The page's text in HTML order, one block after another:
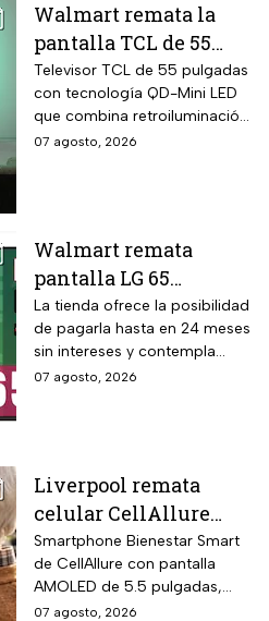
Walmart remata la
pantalla TCL de 55
pulgadas 4K QD-Mini
Led con $6,600 de
descuento en línea y
hasta 24 meses sin
Televisor TCL de 55 pulgadas
con tecnología QD-Mini LED
que combina retroiluminación
Mini LED de casi precisión
plataforma Google TV.
07 agosto, 2026
Walmart remata
pantalla LG 65
pulgadas UHD 4K con
funciones de
inteligencia artificial
ThinQ
La tienda ofrece la posibilidad
de pagarla hasta en 24 meses
sin intereses y contempla
devoluciones hasta 30 días
07 agosto, 2026
Liverpool remata
celular CellAllure
Smart AMOLED 5.5
pulgadas con botón
SOS, ideal para adultos
Smartphone Bienestar Smart
de CellAllure con pantalla
AMOLED de 5.5 pulgadas,
sistema operativo Android 13
07 agosto, 2026